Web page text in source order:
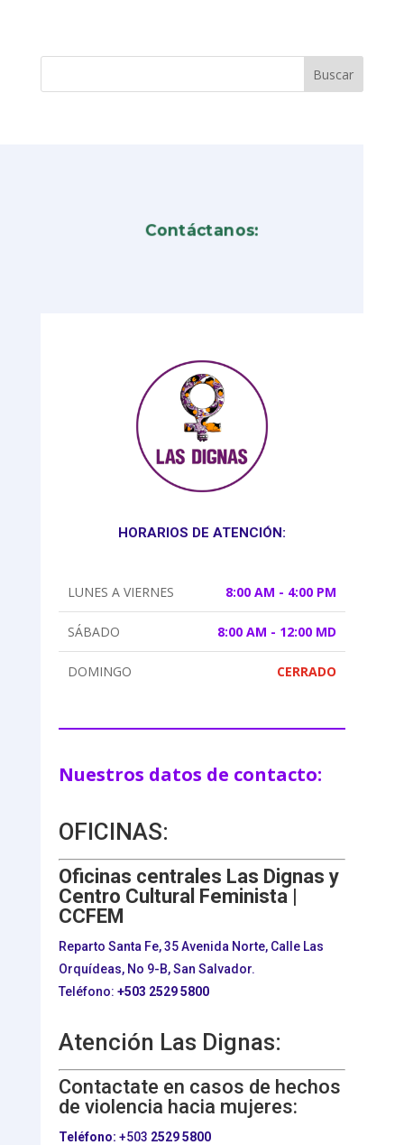
Contáctanos:
HORARIOS DE ATENCIÓN:
LUNES A VIERNES 8:00 AM - 4:00 PM
SÁBADO 8:00 AM - 12:00 MD
DOMINGO CERRADO
Nuestros datos de contacto:
OFICINAS:
Oficinas centrales Las Dignas y
Centro Cultural Feminista |
CCFEM
Reparto Santa Fe, 35 Avenida Norte, Calle Las
Orquídeas, No 9-B, San Salvador.
Teléfono: +503 2529 5800
Atención Las Dignas:
Contactate en casos de hechos
de violencia hacia mujeres:
Teléfono: +503 2529 5800